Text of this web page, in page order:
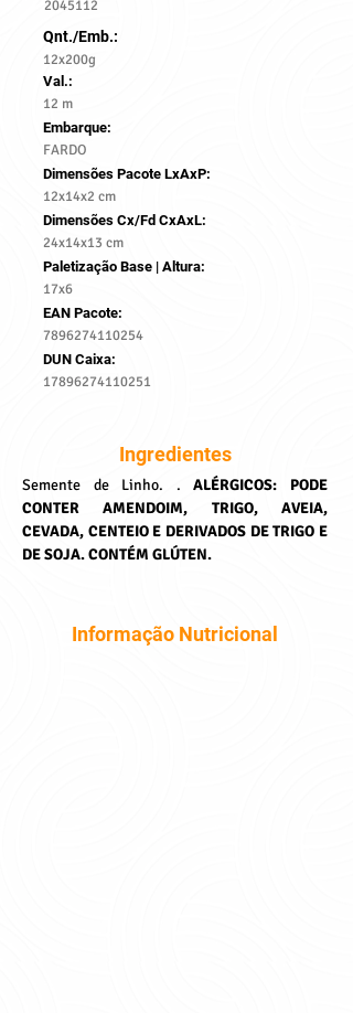
2045112
Qnt./Emb.:
12x200g
Val.:
12 m
Embarque:
FARDO
Dimensões Pacote LxAxP:
12x14x2 cm
Dimensões Cx/Fd CxAxL:
24x14x13 cm
Paletização Base | Altura:
17x6
EAN Pacote:
7896274110254
DUN Caixa:
17896274110251
Ingredientes
Semente de Linho. . ALÉRGICOS: PODE
CONTER AMENDOIM, TRIGO, AVEIA,
CEVADA, CENTEIO E DERIVADOS DE TRIGO E
DE SOJA. CONTÉM GLÚTEN.
Informação Nutricional